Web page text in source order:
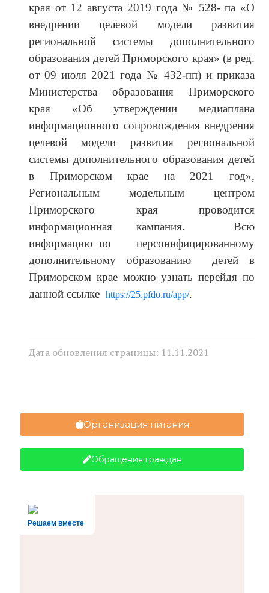
края от 12 августа 2019 года № 528- па «О
внедрении целевой модели развития
региональной системы дополнительного
образования детей Приморского края» (в ред.
от 09 июля 2021 года № 432-пп) и приказа
Министерства образования Приморского
края «Об утверждении медиаплана
информационного сопровождения внедрения
целевой модели развития региональной
системы дополнительного образования детей
в Приморском крае на 2021 год»,
Региональным модельным центром
Приморского края проводится
информационная кампания. Всю
информацию по персонифицированному
дополнительному образованию детей в
Приморском крае можно узнать перейдя по
данной ссылке https://25.pfdo.ru/app/.
Дата обновления страницы: 11.11.2021
Организация питания
Обращения граждан
Решаем вместе